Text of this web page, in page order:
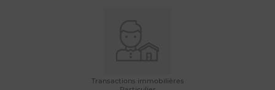
Transactions immobilières